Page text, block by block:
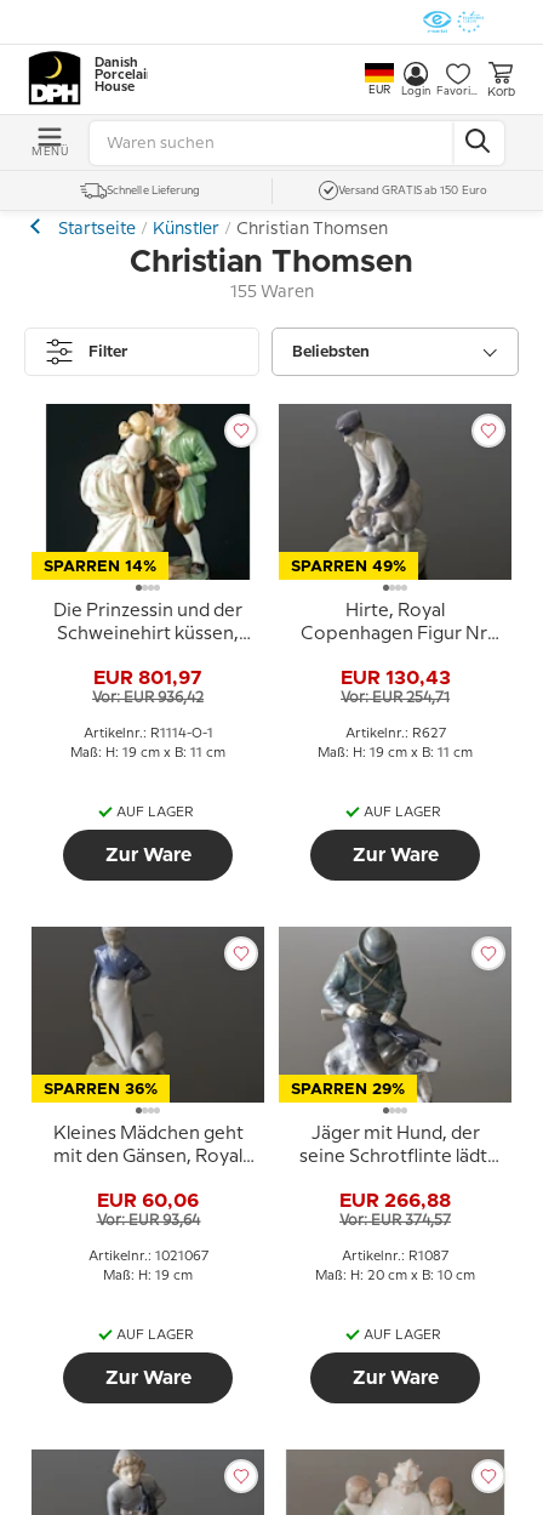
Danish
Porcelain
House
EUR Login Favoriten Korb
MENÜ
Schnelle Lieferung Versand GRATIS ab 150 Euro
Startseite Künstler Christian Thomsen
Christian Thomsen
155 Waren
Filter Beliebsten
SPARREN 14%
Die Prinzessin und der
Schweinehirt küssen,
Nr. 1114
EUR 801,97
Vor: EUR 936,42
Artikelnr.: R1114-O-1
Maß: H: 19 cm x B: 11 cm
AUF LAGER
Zur Ware
SPARREN 49%
Hirte, Royal
Copenhagen Figur Nr.
EUR 130,43
Vor: EUR 254,71
Artikelnr.: R627
Maß: H: 19 cm x B: 11 cm
AUF LAGER
Zur Ware
SPARREN 36%
Kleines Mädchen geht
mit den Gänsen, Royal
528 oder 067
EUR 60,06
Vor: EUR 93,64
Artikelnr.: 1021067
Maß: H: 19 cm
AUF LAGER
Zur Ware
SPARREN 29%
Jäger mit Hund, der
seine Schrotflinte lädt,
Nr. 084 oder 1087
EUR 266,88
Vor: EUR 374,57
Artikelnr.: R1087
Maß: H: 20 cm x B: 10 cm
AUF LAGER
Zur Ware